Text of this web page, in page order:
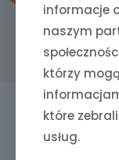
informacje
naszym
którzy
które
usług.